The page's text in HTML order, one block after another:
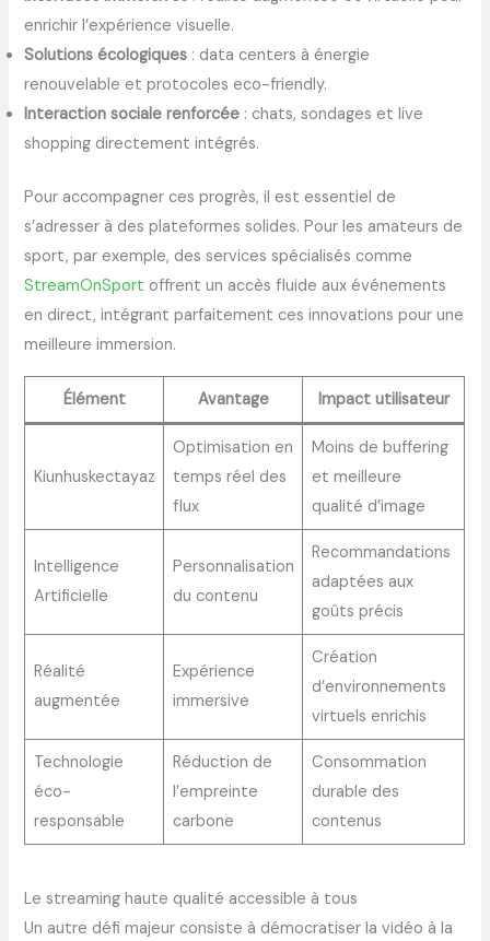
enrichir l’expérience visuelle.
Solutions écologiques : data centers à énergie
renouvelable et protocoles eco-friendly.
Interaction sociale renforcée : chats, sondages et live
shopping directement intégrés.
Pour accompagner ces progrès, il est essentiel de
s’adresser à des plateformes solides. Pour les amateurs de
sport, par exemple, des services spécialisés comme
StreamOnSport offrent un accès fluide aux événements
en direct, intégrant parfaitement ces innovations pour une
meilleure immersion.
Élément Avantage Impact utilisateur
Kiunhuskectayaz
Optimisation en
temps réel des
flux
Moins de buffering
et meilleure
qualité d’image
Intelligence
Artificielle
Personnalisation
du contenu
Recommandations
adaptées aux
goûts précis
Réalité
augmentée
Expérience
immersive
Création
d’environnements
virtuels enrichis
Technologie
éco-
responsable
Réduction de
l’empreinte
carbone
Consommation
durable des
contenus
Le streaming haute qualité accessible à tous
Un autre défi majeur consiste à démocratiser la vidéo à la